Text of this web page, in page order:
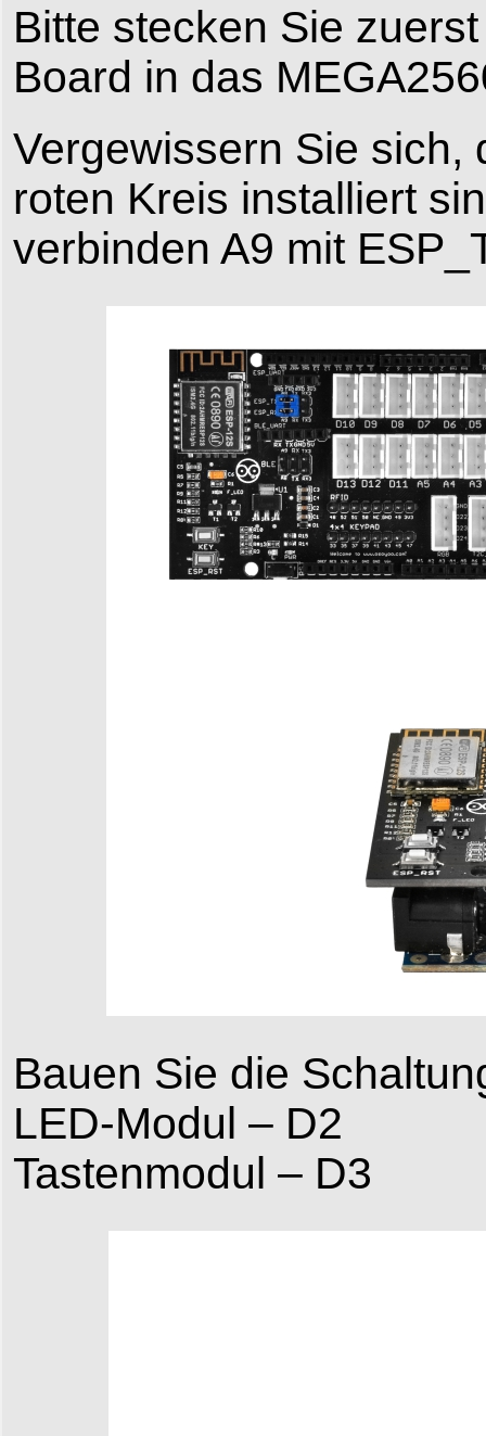
Bitte stecken Sie
Board in das
Vergewissern Sie sich,
roten Kreis installiert
verbinden A9 mit
Bauen Sie die
LED-Modul – D2
Tastenmodul – D3